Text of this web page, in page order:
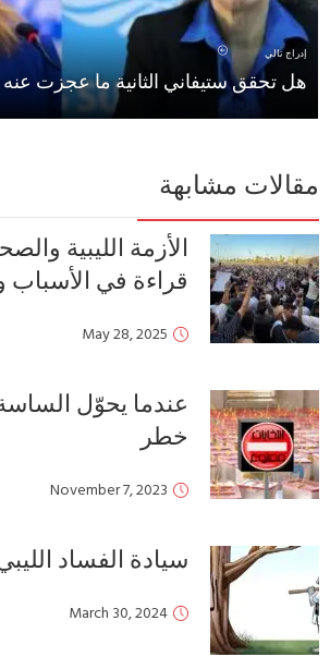
إدراج تالي
هل تحقق ستيفاني الثانية ما عجزت عنه
مقالات مشابهة
الأزمة الليبية
قراءة في الأسباب
May 28, 2025
عندما يحوّل
خطر
November 7, 2023
سيادة الفساد
March 30, 2024